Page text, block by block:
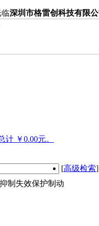
深圳市格雷创科技有限公
￥0.00元。
[高级检索
制失效保护制动